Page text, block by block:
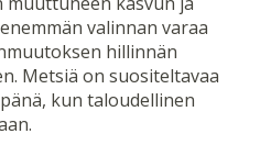
valinnan varaa
hillinnän
Metsiä on suositeltavaa
kun taloudellinen